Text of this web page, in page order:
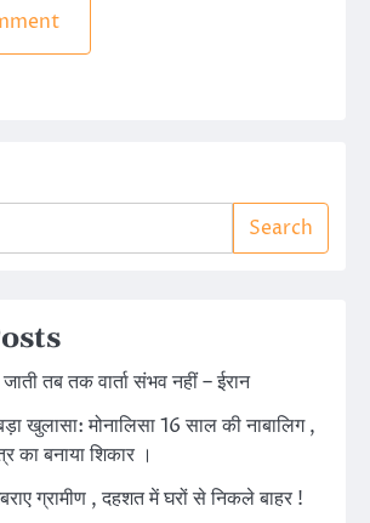
Search
तब तक वार्ता संभव नहीं – ईरान
खुलासा: मोनालिसा 16 साल की नाबालिग ,
का बनाया शिकार ।
ग्रामीण , दहशत में घरों से निकले बाहर !